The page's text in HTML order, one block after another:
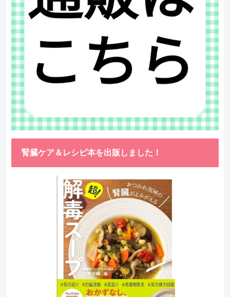
腎臓ケア＆レシピ本を出版しました！